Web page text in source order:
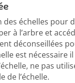
échelles pour
à l’arbre et
déconseillées
est nécessaire
ne pas
de l’échelle.